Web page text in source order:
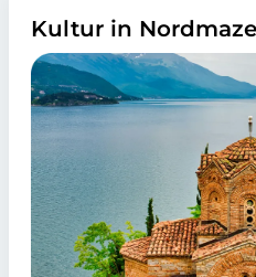
Kultur in